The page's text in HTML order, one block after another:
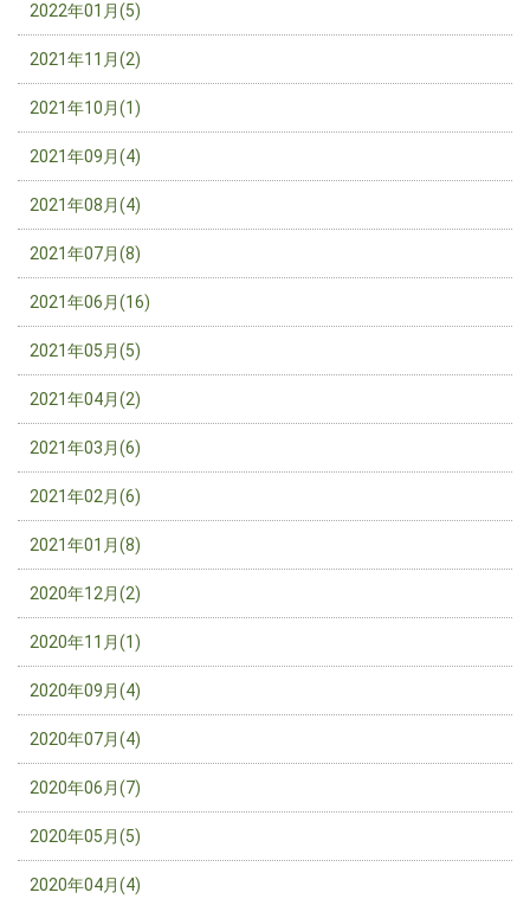
2022年01月(5)
2021年11月(2)
2021年10月(1)
2021年09月(4)
2021年08月(4)
2021年07月(8)
2021年06月(16)
2021年05月(5)
2021年04月(2)
2021年03月(6)
2021年02月(6)
2021年01月(8)
2020年12月(2)
2020年11月(1)
2020年09月(4)
2020年07月(4)
2020年06月(7)
2020年05月(5)
2020年04月(4)